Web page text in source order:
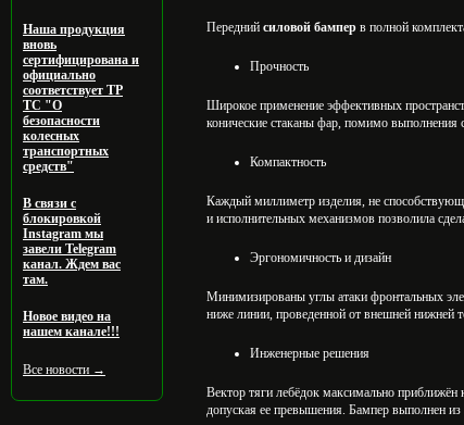
Наша продукция
вновь
сертифицирована и
официально
соответствует ТР
ТС "О
безопасности
колесных
транспортных
средств"
В связи с
блокировкой
Instagram мы
завели Telegram
канал. Ждем вас
там.
Новое видео на
нашем канале!!!
Все новости →
Передний силовой бампер в полной
Прочность
Широкое применение эффективных
конические стаканы фар, помимо выполнения
Компактность
Каждый миллиметр изделия, не
и исполнительных механизмов позволила
Эргономичность и дизайн
Минимизированы углы атаки фронтальных
ниже линии, проведенной от внешней нижней
Инженерные решения
Вектор тяги лебёдок максимально приближён
допуская ее превышения. Бампер выполнен